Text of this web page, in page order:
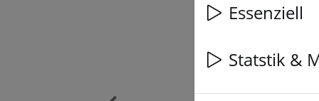
Essenziell
Statstik &